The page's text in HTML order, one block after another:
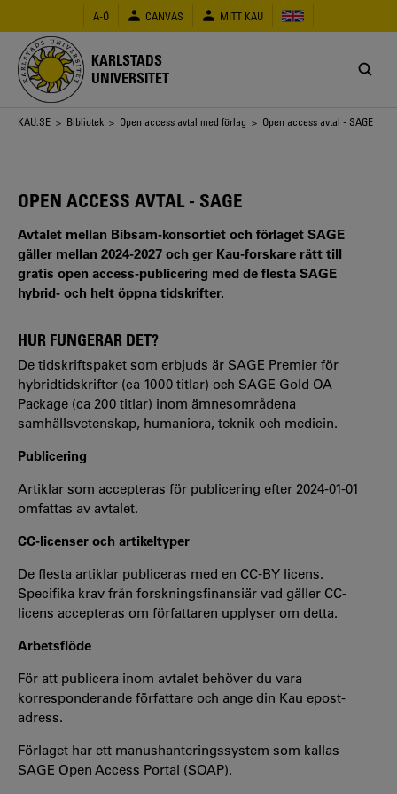
huvudinnehåll
A-Ö CANVAS MITT KAU
KARLSTADS
UNIVERSITET
Länkstig
KAU.SE > Bibliotek > Open access avtal med förlag > Open access avtal - SAGE
OPEN ACCESS AVTAL - SAGE
Avtalet mellan Bibsam-konsortiet och förlaget SAGE
gäller mellan 2024-2027 och ger Kau-forskare rätt till
gratis open access-publicering med de flesta SAGE
hybrid- och helt öppna tidskrifter.
HUR FUNGERAR DET?
De tidskriftspaket som erbjuds är SAGE Premier för
hybridtidskrifter (ca 1000 titlar) och SAGE Gold OA
Package (ca 200 titlar) inom ämnesområdena
samhällsvetenskap, humaniora, teknik och medicin.
Publicering
Artiklar som accepteras för publicering efter 2024-01-01
omfattas av avtalet.
CC-licenser och artikeltyper
De flesta artiklar publiceras med en CC-BY licens.
Specifika krav från forskningsfinansiär vad gäller CC-
licens accepteras om författaren upplyser om detta.
Arbetsflöde
För att publicera inom avtalet behöver du vara
korresponderande författare och ange din Kau epost-
adress.
Förlaget har ett manushanteringssystem som kallas
SAGE Open Access Portal (SOAP).